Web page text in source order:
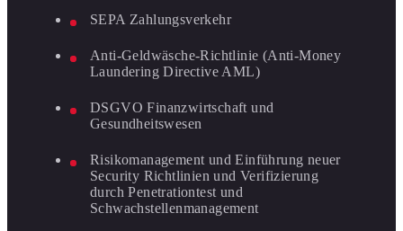
SEPA Zahlungsverkehr
Anti-Geldwäsche-Richtlinie (Anti-Money
Laundering Directive AML)
DSGVO Finanzwirtschaft und
Gesundheitswesen
Risikomanagement und Einführung neuer
Security Richtlinien und Verifizierung
durch Penetrationtest und
Schwachstellenmanagement